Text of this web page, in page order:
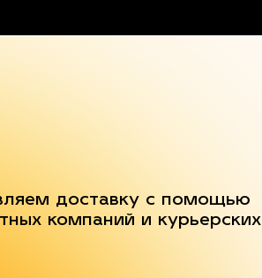
доставку с помощью
компаний и курьерских